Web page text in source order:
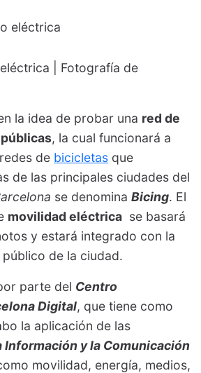
| Fotografía de
la idea de probar una red de
, la cual funcionará a
de bicicletas que
de las principales ciudades del
se denomina Bicing. El
movilidad eléctrica se basará
y estará integrado con la
de la ciudad.
parte del Centro
Digital, que tiene como
la aplicación de las
Información y la Comunicación
movilidad, energía, medios,